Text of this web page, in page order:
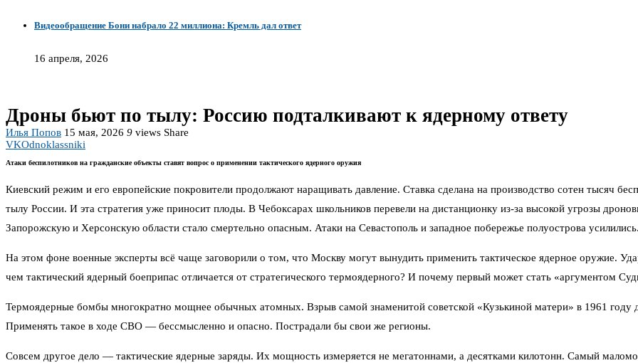
Видеообращение Бони набрало 22 миллиона: Кремль дал ответ
16 апреля, 2026
Дроны бьют по тылу: Россию подталкивают к ядерному ответу
Илья Попов 15 мая, 2026 9 views Share
VKOdnoklassniki
Атаки беспилотников на гражданские объекты ставят вопрос о применении тактического ядерного оружия
Киевский режим и его европейские покровители продолжают наращивать давление. Ставка сделана на производство сотен тысяч
тылу России. И эта стратегия уже приносит плоды. В Чебоксарах школьников перевели на дистанционку из-за высокой угрозы
Запорожскую и Херсонскую области стало смертельно опасным. Атаки на Севастополь и западное побережье полуострова
На этом фоне военные эксперты всё чаще заговорили о том, что Москву могут вынудить применить тактическое ядерное оружие.
чем тактический ядерный боеприпас отличается от стратегического термоядерного? И почему первый может стать «аргументом
Термоядерные бомбы многократно мощнее обычных атомных. Взрыв самой знаменитой советской «Кузькиной матери» в 1961 году
Применять такое в ходе СВО — бессмысленно и опасно. Пострадали бы свои же регионы.
Совсем другое дело — тактические ядерные заряды. Их мощность измеряется не мегатоннами, а десятками килотонн. Самый